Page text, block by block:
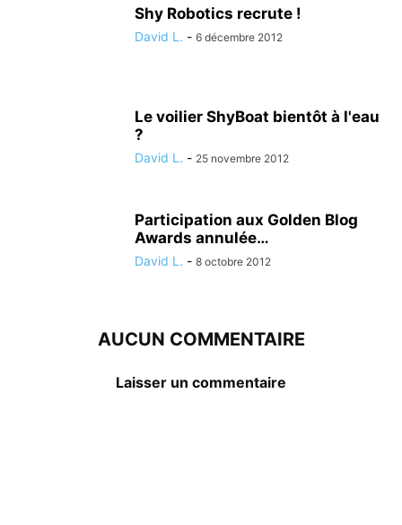
Shy Robotics recrute !
David L. - 6 décembre 2012
Le voilier ShyBoat bientôt à l'eau
?
David L. - 25 novembre 2012
Participation aux Golden Blog
Awards annulée…
David L. - 8 octobre 2012
AUCUN COMMENTAIRE
Laisser un commentaire